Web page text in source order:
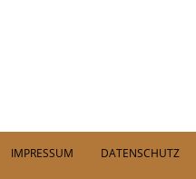
IMPRESSUM DATENSCHUTZ